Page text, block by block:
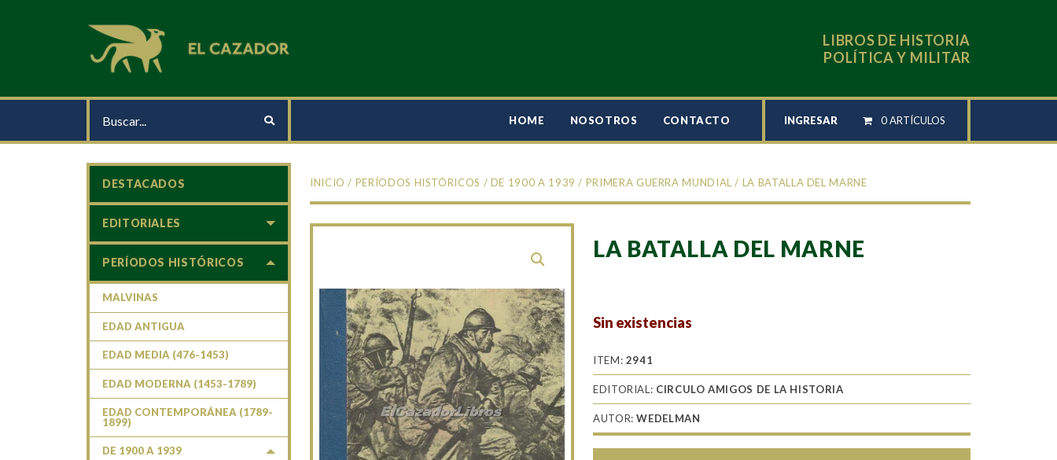
LIBROS DE HISTORIA
POLÍTICA Y MILITAR
HOME NOSOTROS CONTACTO INGRESAR 0 ARTÍCULOS
INICIO / PERÍODOS HISTÓRICOS / DE 1900 A 1939 / PRIMERA GUERRA MUNDIAL / LA BATALLA DEL MARNE
LA BATALLA DEL MARNE
Sin existencias
ITEM: 2941
EDITORIAL: CIRCULO AMIGOS DE LA HISTORIA
AUTOR:WEDELMAN
DESTACADOS
EDITORIALES
PERÍODOS HISTÓRICOS
MALVINAS
EDAD ANTIGUA
EDAD MEDIA (476-1453)
EDAD MODERNA (1453-1789)
EDAD CONTEMPORÁNEA (1789-
1899)
DE 1900 A 1939